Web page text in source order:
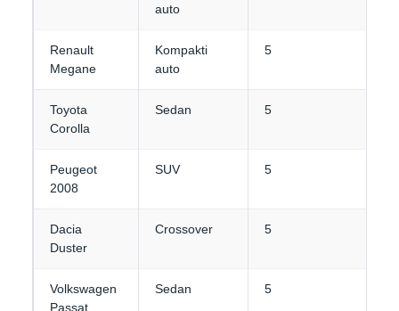
auto
Renault
Megane
Kompakti
auto
5
Toyota
Corolla
Sedan 5
Peugeot
2008
SUV 5
Dacia
Duster
Crossover 5
Volkswagen
Passat
Sedan 5